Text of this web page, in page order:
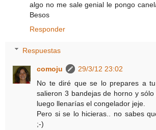
algo no me sale genial le pongo
Besos
Responder
Respuestas
comoju
29/3/12 23:02
No te diré que se lo prepares a
salieron 3 bandejas de horno y
luego llenarías el congelador jeje.
Pero si se lo hicieras.. no sabes
;-)